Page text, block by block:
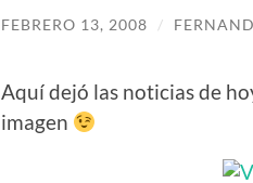
FEBRERO 13, 2008 /
Aquí dejó las noticias de
imagen